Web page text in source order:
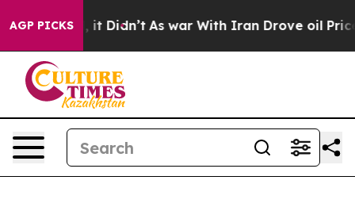
AGP PICKS
Well, it Didn’t As war With Iran Drove oil Prices